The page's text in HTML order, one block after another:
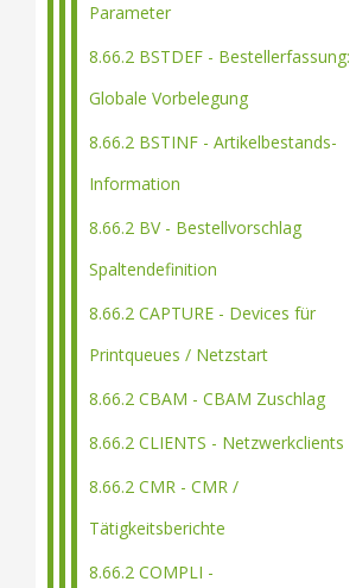
Parameter
8.66.2 BSTDEF - Bestellerfassung:
Globale Vorbelegung
8.66.2 BSTINF - Artikelbestands-
Information
8.66.2 BV - Bestellvorschlag
Spaltendefinition
8.66.2 CAPTURE - Devices für
Printqueues / Netzstart
8.66.2 CBAM - CBAM Zuschlag
8.66.2 CLIENTS - Netzwerkclients
8.66.2 CMR - CMR /
Tätigkeitsberichte
8.66.2 COMPLI -